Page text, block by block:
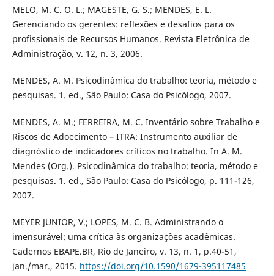
MELO, M. C. O. L.; MAGESTE, G. S.; MENDES, E. L.
Gerenciando os gerentes: reflexões e desafios para os
profissionais de Recursos Humanos. Revista Eletrônica de
Administração, v. 12, n. 3, 2006.
MENDES, A. M. Psicodinâmica do trabalho: teoria, método e
pesquisas. 1. ed., São Paulo: Casa do Psicólogo, 2007.
MENDES, A. M.; FERREIRA, M. C. Inventário sobre Trabalho e
Riscos de Adoecimento – ITRA: Instrumento auxiliar de
diagnóstico de indicadores críticos no trabalho. In A. M.
Mendes (Org.). Psicodinâmica do trabalho: teoria, método e
pesquisas. 1. ed., São Paulo: Casa do Psicólogo, p. 111-126,
2007.
MEYER JUNIOR, V.; LOPES, M. C. B. Administrando o
imensurável: uma crítica às organizações acadêmicas.
Cadernos EBAPE.BR, Rio de Janeiro, v. 13, n. 1, p.40-51,
jan./mar., 2015. https://doi.org/10.1590/1679-395117485